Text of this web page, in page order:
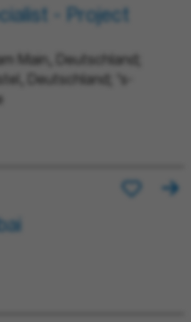
- Project
Main, Deutschland;
Deutschland; ’s-